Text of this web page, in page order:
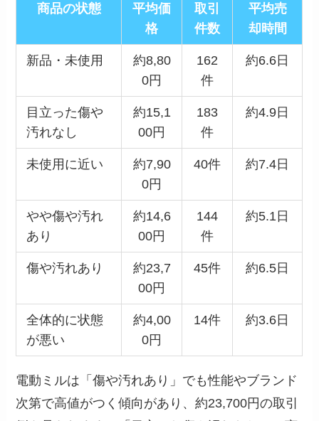
商品の状態
平均価
格
取引
件数
平均売
却時間
新品・未使用
約8,80
0円
162
件
約6.6日
目立った傷や
汚れなし
約15,1
00円
183
件
約4.9日
未使用に近い
約7,90
0円
40件 約7.4日
やや傷や汚れ
あり
約14,6
00円
144
件
約5.1日
傷や汚れあり
約23,7
00円
45件 約6.5日
全体的に状態
が悪い
約4,00
0円
14件 約3.6日
電動ミルは「傷や汚れあり」でも性能やブランド
次第で高値がつく傾向があり、約23,700円の取引